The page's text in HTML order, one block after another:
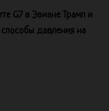
G7 в Эвиане Трамп и
давления на